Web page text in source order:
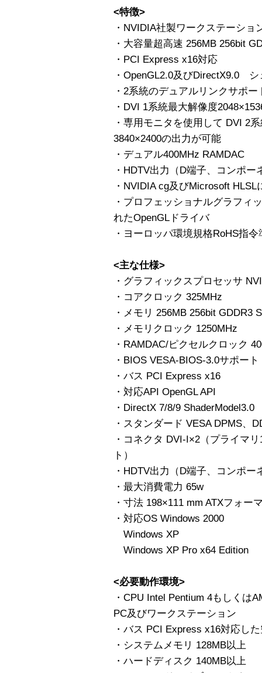
<特徴>
・NVIDIA社製ワークステーショ
・大容量超高速 256MB 256bit
・PCI Express x16対応
・OpenGL2.0及びDirectX9.0
・2系統のデュアルリンクサポ
・DVI 1系統最大解像度
・専用モニタを使用して DVI 2
3840×2400の出力が可能
・デュアル400MHz RAMDAC
・HDTV出力（D端子、コンポ
・NVIDIA cg及びMicrosoft HLSL
・プロフェッショナルグラフィ
れたOpenGLドライバ
・ヨーロッパ環境規格RoHS指令
<主な仕様>
・グラフィックスプロセッサ
・コアクロック 325MHz
・メモリ 256MB 256bit GDDR3
・メモリクロック 1250MHz
・RAMDAC/ピクセルクロック
・BIOS VESA-BIOS-3.0サポート
・バス PCI Express x16
・対応API OpenGL API
・DirectX 7/8/9 ShaderModel3.0
・スタンダード VESA DPMS、
・コネクタ DVI-I×2（プライマ
ト）
・HDTV出力（D端子、コンポ
・最大消費電力 65w
・寸法 198×111 mm ATXフォー
・対応OS Windows 2000
Windows XP
Windows XP Pro x64 Edition
<必要動作環境>
・CPU Intel Pentium 4もしくは
PC及びワークステーション
・バス PCI Express x16対応し
・システムメモリ 128MB以上
・ハードディスク 140MB以上